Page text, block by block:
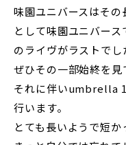
味園ユニバースはそ
として味園ユニバー
のライヴがラストでし
ぜひその一部始終を見
それに伴いumbrella
行います。
とても長いようで短か